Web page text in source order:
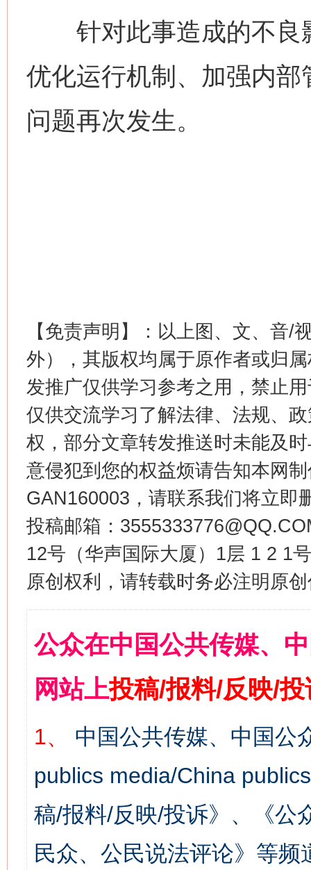
针对此事造成的不良
优化运行机制、加强内
问题再次发生。
【免责声明】：以上图、文、音/
外），其版权均属于原作者或归
发推广仅供学习参考之用，禁止
仅供交流学习了解法律、法规、
权，部分文章转发推送时未能及
意侵犯到您的权益烦请告知本网
GAN160003，请联系我们将立即
投稿邮箱：
12号（华声国际大厦）1层 1 2 1
原创权利，请转载时务必注明原
公众在中国公共传媒、
网站上投稿/报料/反映/
1、
中国公共传媒、中国公
publics media/China
稿/报料/反映/投诉》、《公
民众、公民说法评论》等